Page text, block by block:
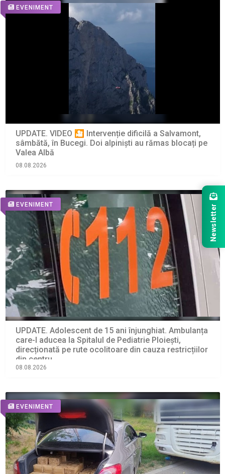
EVENIMENT
UPDATE. VIDEO 🎦 Intervenție dificilă a Salvamont,
sâmbătă, în Bucegi. Doi alpiniști au rămas blocați pe
Valea Albă
08.08.2026
EVENIMENT
UPDATE. Adolescent de 15 ani înjunghiat. Ambulanța
care-l aducea la Spitalul de Pediatrie Ploiești,
direcționată pe rute ocolitoare din cauza restricțiilor
din centru
08.08.2026
EVENIMENT
Newsletter